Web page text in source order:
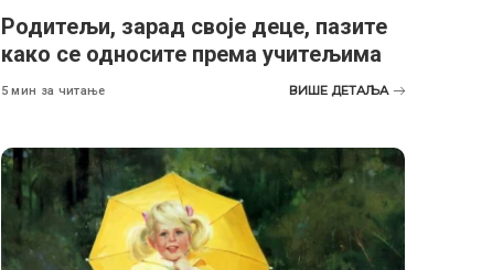
Родитељи, зарад своје деце, пазите
како се односите према учитељима
5 мин за читање ВИШЕ ДЕТАЉА